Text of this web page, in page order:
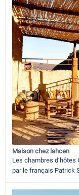
Maison chez lahcen
Les chambres
par le français Patrick